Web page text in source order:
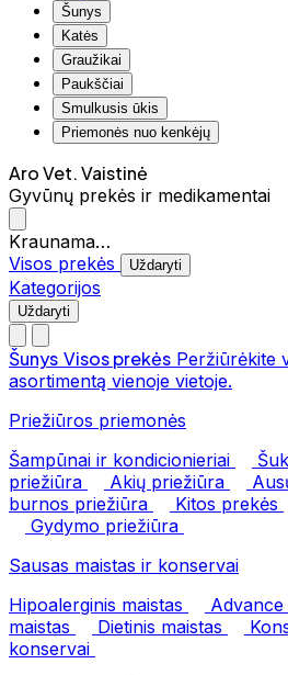
Šunys
Katės
Graužikai
Paukščiai
Smulkusis ūkis
Priemonės nuo kenkėjų
Aro Vet. Vaistinė
Gyvūnų prekės ir medikamentai
Kraunama…
Visos prekės
Uždaryti
Kategorijos
Uždaryti
Šunys Visos prekės Peržiūrėkite
asortimentą vienoje vietoje.
Priežiūros priemonės
Šampūnai ir kondicionieriai
priežiūra
Akių priežiūra
burnos priežiūra
Kitos prekės
Gydymo priežiūra
Sausas maistas ir konservai
Hipoalerginis maistas
Advance
maistas
Dietinis maistas
konservai